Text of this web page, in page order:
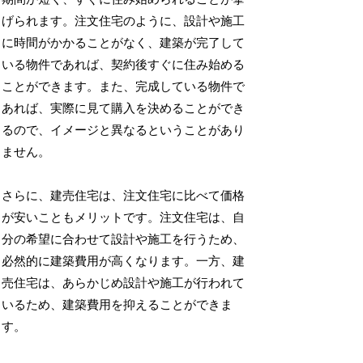
げられます。注文住宅のように、設計や施工
に時間がかかることがなく、建築が完了して
いる物件であれば、契約後すぐに住み始める
ことができます。また、完成している物件で
あれば、実際に見て購入を決めることができ
るので、イメージと異なるということがあり
ません。
さらに、建売住宅は、注文住宅に比べて価格
が安いこともメリットです。注文住宅は、自
分の希望に合わせて設計や施工を行うため、
必然的に建築費用が高くなります。一方、建
売住宅は、あらかじめ設計や施工が行われて
いるため、建築費用を抑えることができま
す。